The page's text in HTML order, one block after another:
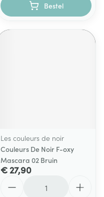
Bestel
Les couleurs de noir
Couleurs De Noir F-oxy
Mascara 02 Bruin
€ 27,90